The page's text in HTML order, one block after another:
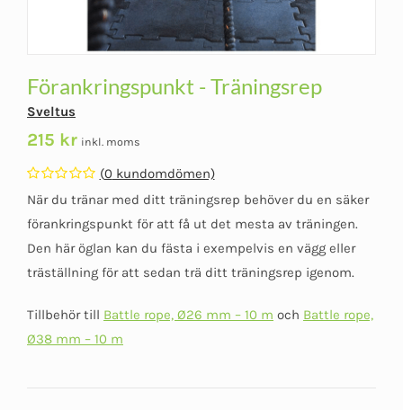
Förankringspunkt - Träningsrep
Sveltus
215 kr inkl. moms
Betygsatt
0
av
(0kundomdömen)
När du tränar med ditt träningsrep behöver du en säker
förankringspunkt för att få ut det mesta av träningen.
Den här öglan kan du fästa i exempelvis en vägg eller
träställning för att sedan trä ditt träningsrep igenom.
Tillbehör till Battle rope, Ø26 mm – 10 m och Battle rope,
Ø38 mm – 10 m